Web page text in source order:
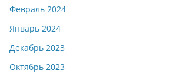
Февраль 2024
Январь 2024
Декабрь 2023
Октябрь 2023